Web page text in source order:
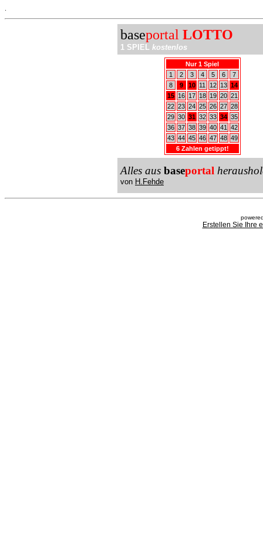
baseportal LOTTO
1 SPIEL kostenlos
Nur 1 Spiel
1
2 3 4 5 6
7
8
9 10 11 12 13 14
15
16 17 18 19 20 21
22 23 24 25 26 27 28
29 30 31 32 33 34 35
36 37 38 39 40 41
42
43 44 45 46 47 48 49
6 Zahlen getippt!
Alles aus baseportal
von H.Fehde
Erstellen Sie Ihre